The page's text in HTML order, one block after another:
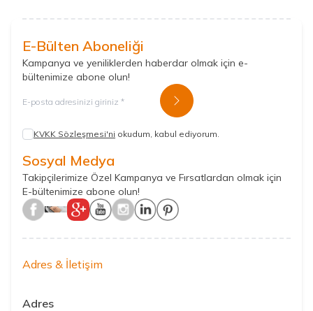
E-Bülten Aboneliği
Kampanya ve yeniliklerden haberdar olmak için e-
bültenimize abone olun!
Kayıt Ol
KVKK Sözleşmesi'ni okudum, kabul ediyorum.
Sosyal Medya
Takipçilerimize Özel Kampanya ve Fırsatlardan olmak için
E-bültenimize abone olun!
Adres & İletişim
Adres